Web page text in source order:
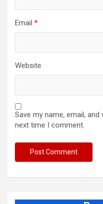
Email *
Website
Save my name, email,
next time I comment.